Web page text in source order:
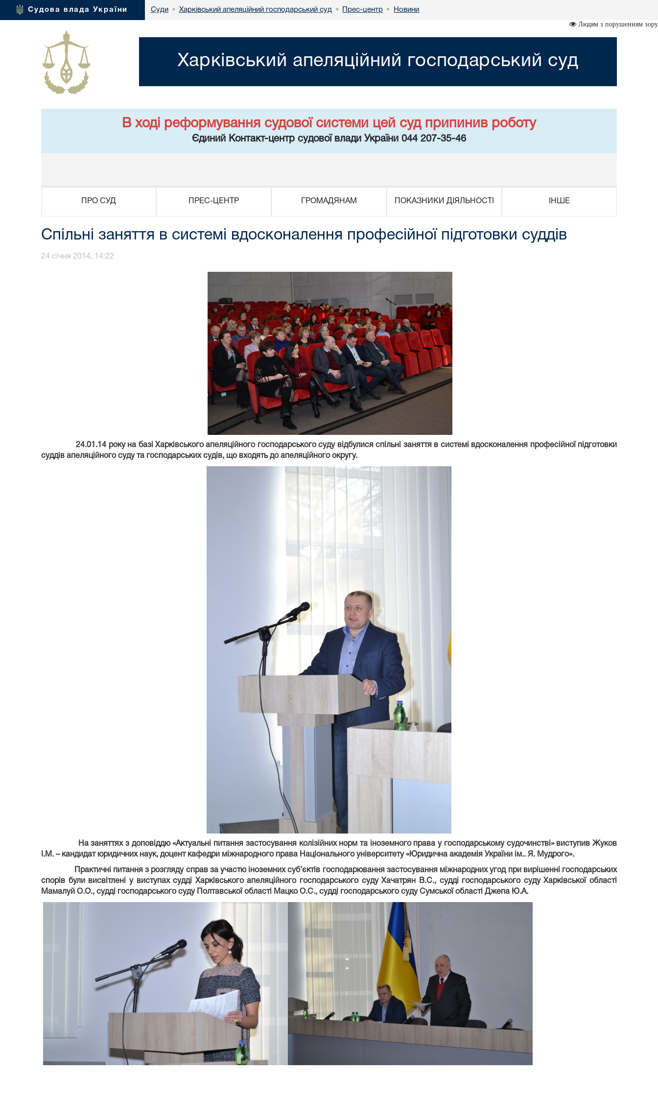
Судова влада України Суди • Харківський апеляційний господарський суд • Прес-центр • Новини
Людям з порушенням зору
Харківський апеляційний господарський суд
В ході реформування судової системи цей суд припинив роботу
Єдиний Контакт-центр судової влади України 044 207-35-46
ПРО СУД ПРЕС-ЦЕНТР ГРОМАДЯНАМ ПОКАЗНИКИ ДІЯЛЬНОСТІ ІНШЕ
Спільні заняття в системі вдосконалення професійної підготовки суддів
24 січня 2014, 14:22
24.01.14 року на базі Харківського апеляційного господарського суду відбулися спільні заняття в системі вдосконалення професійної підготовки
суддів апеляційного суду та господарських судів, що входять до апеляційного округу.
На заняттях з доповіддю «Актуальні питання застосування колізійних норм та іноземного права у господарському судочинстві» виступив Жуков
І.М. – кандидат юридичних наук, доцент кафедри міжнародного права Національного університету «Юридична академія України ім.. Я. Мудрого».
Практичні питання з розгляду справ за участю іноземних суб’єктів господарювання застосування міжнародних угод при вирішенні господарських
спорів були висвітлені у виступах судді Харківського апеляційного господарського суду Хачатрян В.С., судді господарського суду Харківської області
Мамалуй О.О., судді господарського суду Полтавської області Мацко О.С., судді господарського суду Сумської області Джепа Ю.А.